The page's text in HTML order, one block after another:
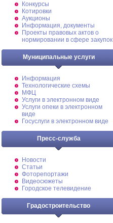
Конкурсы
Котировки
Аукционы
Информация, документы
Проекты правовых актов о
нормировании в сфере закупок
Муниципальные услуги
Информация
Технологические схемы
МФЦ
Услуги в электронном виде
Услуги опеки в электронном
виде
Госуслуги в электронном виде
Пресс-служба
Новости
Статьи
Фоторепортажи
Видеосюжеты
Городское телевидение
Градостроительство